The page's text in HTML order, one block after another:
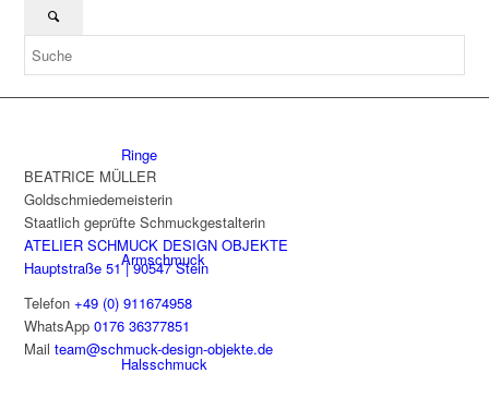
Ringe
Armschmuck
Halsschmuck
BEATRICE MÜLLER
Goldschmiedemeisterin
Staatlich geprüfte Schmuckgestalterin
ATELIER SCHMUCK DESIGN OBJEKTE
Hauptstraße 51 | 90547 Stein
Telefon+49 (0) 911674958
WhatsApp0176 36377851
Mailteam@schmuck-design-objekte.de